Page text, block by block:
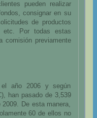
pueden realizar
consignar en su
de productos
etc. Por todas estas
comisión previamente
año 2006 y según
han pasado de 3,539
De esta manera,
60 de ellos no